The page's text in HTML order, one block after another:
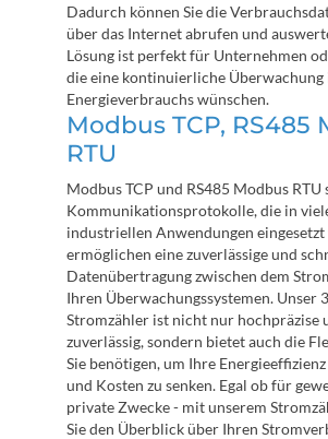
Dadurch können Sie die
über das Internet abrufen und
Lösung ist perfekt für Unternehmen
die eine kontinuierliche Überwachung
Energieverbrauchs wünschen.
Modbus TCP, RS485
RTU
Modbus TCP und RS485 Modbus
Kommunikationsprotokolle, die in
industriellen Anwendungen eingesetzt
ermöglichen eine zuverlässige und
Datenübertragung zwischen dem
Ihren Überwachungssystemen. Unser
Stromzähler ist nicht nur hochpräzise
zuverlässig, sondern bietet auch die
Sie benötigen, um Ihre
und Kosten zu senken. Egal ob für
private Zwecke - mit unserem
Sie den Überblick über Ihren